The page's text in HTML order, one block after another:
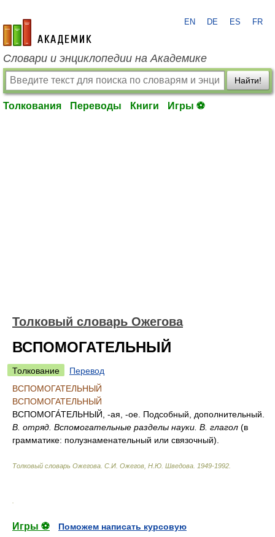
academic.ru
EN DE ES FR
Словари и энциклопедии на Академике
Найти!
Толкования Переводы Книги Игры ⚽
Толковый словарь Ожегова
ВСПОМОГАТЕЛЬНЫЙ
Толкование
Перевод
ВСПОМОГАТЕЛЬНЫЙ
ВСПОМОГАТЕЛЬНЫЙ
ВСПОМОГА́ТЕЛЬНЫЙ , -ая, -ое. Подсобный, дополнительный.
В. отряд. Вспомогательные разделы науки. В. глагол (в
грамматике: полузнаменательный или связочный).
Толковый словарь Ожегова С.И. Ожегов, Н.Ю. Шведова. 1949-1992
Игры ⚽
Поможем написать курсовую